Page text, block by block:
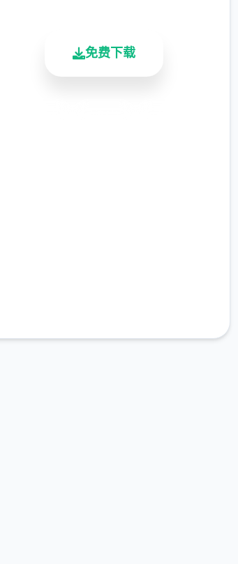
免费下载